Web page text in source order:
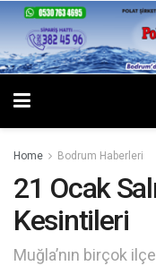
Home Bodrum Haberleri
21 Ocak
Kesintileri
Muğla’nın birçok